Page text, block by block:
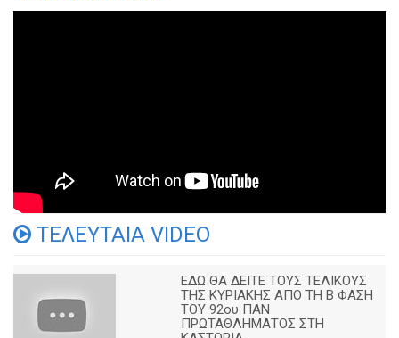
ΤΕΛΕΥΤΑΙΑ VIDEO
ΕΔΩ ΘΑ ΔΕΙΤΕ ΤΟΥΣ ΤΕΛΙΚΟΥΣ
ΤΗΣ ΚΥΡΙΑΚΗΣ ΑΠΟ ΤΗ Β ΦΑΣΗ
ΤΟΥ 92ου ΠΑΝ
ΠΡΩΤΑΘΛΗΜΑΤΟΣ ΣΤΗ